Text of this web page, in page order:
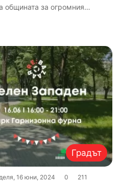
общината за огромния…
Градът
16 юни, 2024 0 211